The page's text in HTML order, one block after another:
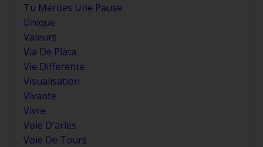
Tu Mérites Une Pause
Unique
Valeurs
Via De Plata
Vie Différente
Visualisation
Vivante
Vivre
Voie D'arles
Voie De Tours